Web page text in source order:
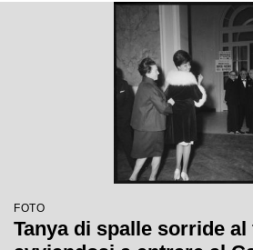
FOTO
Tanya di spalle sorride